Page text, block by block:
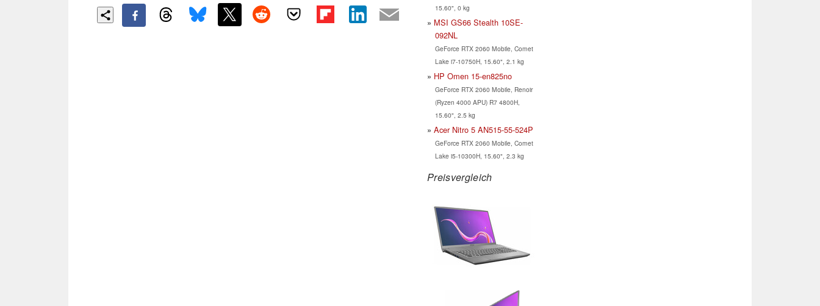
15.60", 0 kg
MSI GS66 Stealth 10SE-
092NL
GeForce RTX 2060 Mobile, Comet
Lake i7-10750H, 15.60", 2.1 kg
HP Omen 15-en825no
GeForce RTX 2060 Mobile, Renoir
(Ryzen 4000 APU) R7 4800H,
15.60", 2.5 kg
Acer Nitro 5 AN515-55-524P
GeForce RTX 2060 Mobile, Comet
Lake i5-10300H, 15.60", 2.3 kg
Preisvergleich